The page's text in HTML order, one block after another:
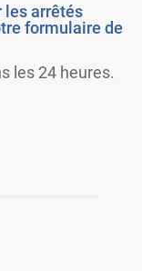
les arrêtés
formulaire de
les 24 heures.